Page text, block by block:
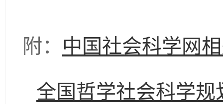
附： 中国社会科学网
全国哲学社会科学